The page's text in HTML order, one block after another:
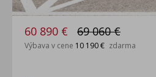
60 890 € 69 060 €
Výbava v cene 10 190 € zdarma